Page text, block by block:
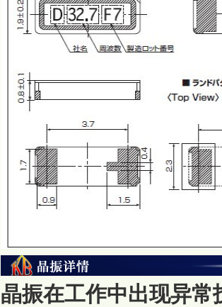
晶振在工作中出现异常